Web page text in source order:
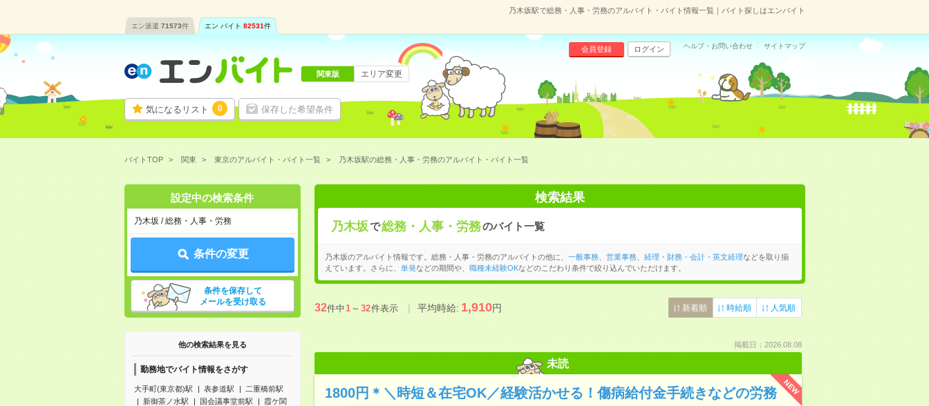
乃木坂駅で総務・人事・労務のアルバイト・バイト情報一覧｜バイト探しはエンバイト
エン派遣 71573件 エン バイト 82531件
気になるリスト 0 保存した希望条件
会員登録 ログイン ヘルプ・お問い合わせ サイトマップ
関東版 エリア変更
バイトTOP 関東 東京のアルバイト・バイト一覧 乃木坂駅の総務・人事・労務のアルバイト・バイト一覧
設定中の検索条件
乃木坂 / 総務・人事・労務
条件の変更
条件を保存して
メールを受け取る
他の検索結果を見る
勤務地でバイト情報をさがす
大手町(東京都)駅 表参道駅
二重橋前駅
新御茶ノ水駅
国会議事堂前駅
霞ケ関
検索結果
乃木坂で総務・人事・労務のバイト一覧
乃木坂のアルバイト情報です。総務・人事・労務のアルバイトの他に、 一般事務、 営業事務、 経理・財務・会計・英文経理などを取り揃
えています。さらに、
単発などの期間や、 職種未経験OKなどのこだわり条件で絞り込んでいただけます。
32件中1～32件表示 平均時給:1,910円 新着順 時給順 人気順
掲載日：2026.08.08
未読
NEW
1800円＊＼時短＆在宅OK／経験活かせる！傷病給付金手続きなどの労務